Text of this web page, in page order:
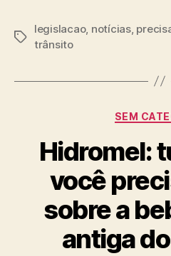
Tags
legislacao, notícias,
trânsito
SEM
Hidromel:
você
sobre a
antiga